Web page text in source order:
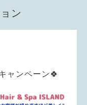
ン
ャンペーン🍀